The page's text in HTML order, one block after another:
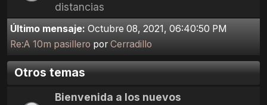
distancias
Último mensaje: Octubre 08, 2021, 06:40:50 PM
Re:A 10m pasillero porCerradillo
Otros temas
Bienvenida a los nuevos